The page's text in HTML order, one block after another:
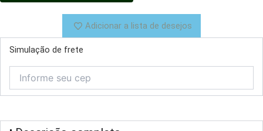
Adicionar a lista de desejos
Simulação de frete